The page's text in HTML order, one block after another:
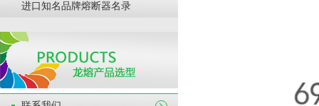
进口知名品牌熔断器名录